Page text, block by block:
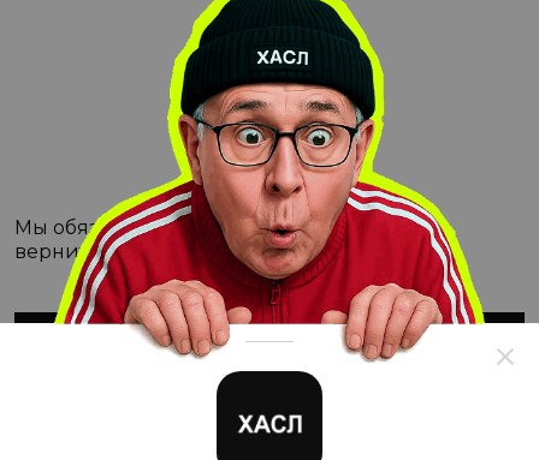
Мы обязательно с этим разберёмся, а пока
вернитесь на Главную
ВЕРНУТЬСЯ НА ГЛАВНУЮ